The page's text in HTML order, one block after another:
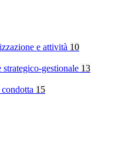
e attività 10
gestionale 13
15